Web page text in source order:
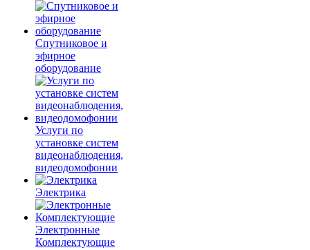
Спутниковое и
эфирное
оборудование
Услуги по
установке систем
видеонаблюдения,
видеодомофонии
Электрика
Электронные
Комплектующие